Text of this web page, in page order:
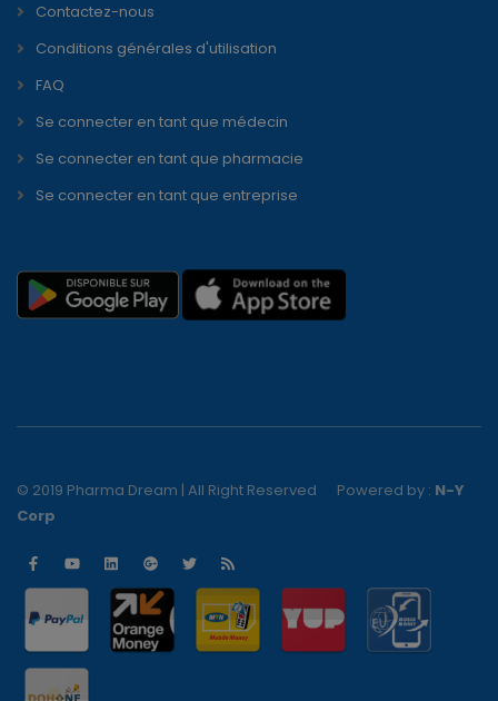
Contactez-nous
Conditions générales d'utilisation
FAQ
Se connecter en tant que médecin
Se connecter en tant que pharmacie
Se connecter en tant que entreprise
© 2019 Pharma Dream | All Right Reserved Powered by : N-Y
Corp